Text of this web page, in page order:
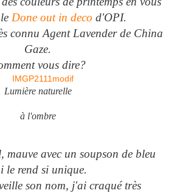
Done out in deco d'OPI.
connu Agent Lavender de China
Gaze.
vous dire?
Lumière naturelle
à l'ombre
mauve avec un soupson de bleu
le rend si unique.
son nom, j'ai craqué très